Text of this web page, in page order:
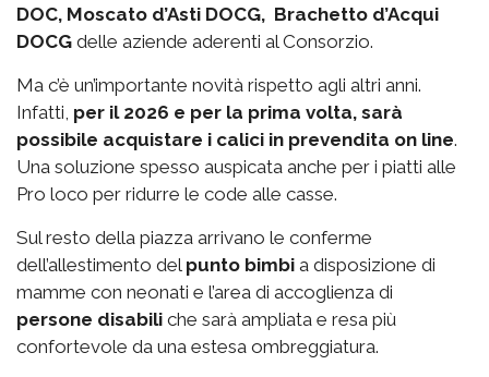
DOC, Moscato d’Asti DOCG, Brachetto d’Acqui
DOCG delle aziende aderenti al Consorzio.
Ma c’è un’importante novità rispetto agli altri anni.
Infatti, per il 2026 e per la prima volta, sarà
possibile acquistare i calici in prevendita on line.
Una soluzione spesso auspicata anche per i piatti alle
Pro loco per ridurre le code alle casse.
Sul resto della piazza arrivano le conferme
dell’allestimento del punto bimbi a disposizione di
mamme con neonati e l’area di accoglienza di
persone disabili che sarà ampliata e resa più
confortevole da una estesa ombreggiatura.